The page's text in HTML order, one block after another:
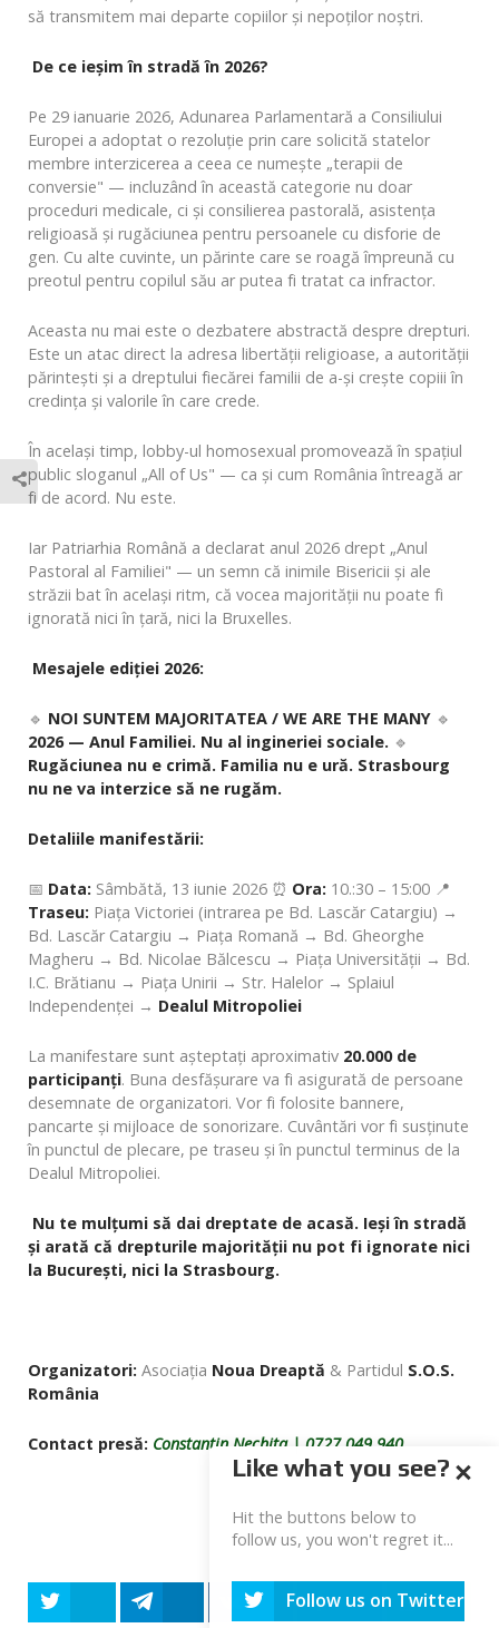
să transmitem mai departe copiilor și nepoților noștri.
De ce ieșim în stradă în 2026?
Pe 29 ianuarie 2026, Adunarea Parlamentară a Consiliului
Europei a adoptat o rezoluție prin care solicită statelor
membre interzicerea a ceea ce numește „terapii de
conversie" — incluzând în această categorie nu doar
proceduri medicale, ci și consilierea pastorală, asistența
religioasă și rugăciunea pentru persoanele cu disforie de
gen. Cu alte cuvinte, un părinte care se roagă împreună cu
preotul pentru copilul său ar putea fi tratat ca infractor.
Aceasta nu mai este o dezbatere abstractă despre drepturi.
Este un atac direct la adresa libertății religioase, a autorității
părintești și a dreptului fiecărei familii de a-și crește copiii în
credința și valorile în care crede.
În același timp, lobby-ul homosexual promovează în spațiul
public sloganul „All of Us" — ca și cum România întreagă ar
fi de acord. Nu este.
Iar Patriarhia Română a declarat anul 2026 drept „Anul
Pastoral al Familiei" — un semn că inimile Bisericii și ale
străzii bat în același ritm, că vocea majorității nu poate fi
ignorată nici în țară, nici la Bruxelles.
Mesajele ediției 2026:
🔹 NOI SUNTEM MAJORITATEA / WE ARE THE MANY 🔹
2026 — Anul Familiei. Nu al ingineriei sociale. 🔹
Rugăciunea nu e crimă. Familia nu e ură. Strasbourg
nu ne va interzice să ne rugăm.
Detaliile manifestării:
📅 Data: Sâmbătă, 13 iunie 2026 ⏰ Ora: 10.:30 – 15:00 📍
Traseu: Piața Victoriei (intrarea pe Bd. Lascăr Catargiu) →
Bd. Lascăr Catargiu → Piața Romană → Bd. Gheorghe
Magheru → Bd. Nicolae Bălcescu → Piața Universității → Bd.
I.C. Brătianu → Piața Unirii → Str. Halelor → Splaiul
Independenței → Dealul Mitropoliei
La manifestare sunt așteptați aproximativ 20.000 de
participanți. Buna desfășurare va fi asigurată de persoane
desemnate de organizatori. Vor fi folosite bannere,
pancarte și mijloace de sonorizare. Cuvântări vor fi susținute
în punctul de plecare, pe traseu și în punctul terminus de la
Dealul Mitropoliei.
Nu te mulțumi să dai dreptate de acasă. Ieși în stradă
și arată că drepturile majorității nu pot fi ignorate nici
la București, nici la Strasbourg.
Organizatori: Asociația Noua Dreaptă & Partidul S.O.S.
România
Contact presă: Constantin Nechita | 0727.049.940
Like what you see?
Hit the buttons below to
follow us, you won't regret it...
Follow us on Twitter